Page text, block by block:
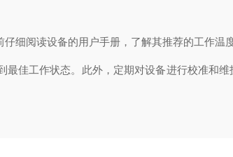
阅读设备的用户手册，了解其推荐的工作温
工作状态。此外，定期对设备进行校准和